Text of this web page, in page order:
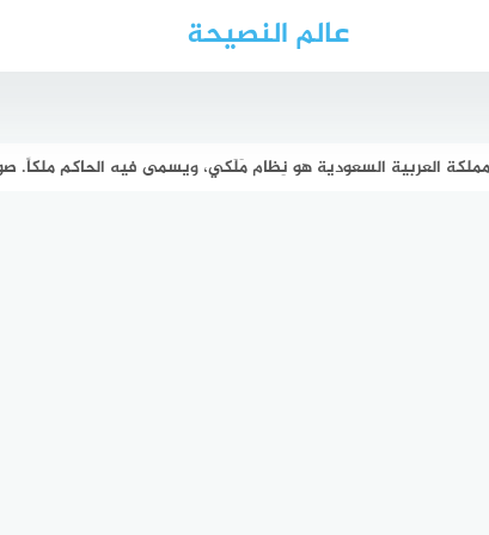
عالم النصيحة
العربية السعودية هو نِظام مَلَكي، ويسمى فيه الحاكم ملكاً.